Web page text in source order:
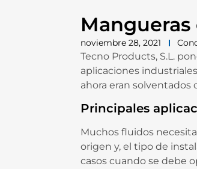
noviembre 28, 2021
Tecno Products, S.L.
aplicaciones
ahora eran solventados
Principales
Muchos fluidos
origen y, el tipo de
casos cuando se debe